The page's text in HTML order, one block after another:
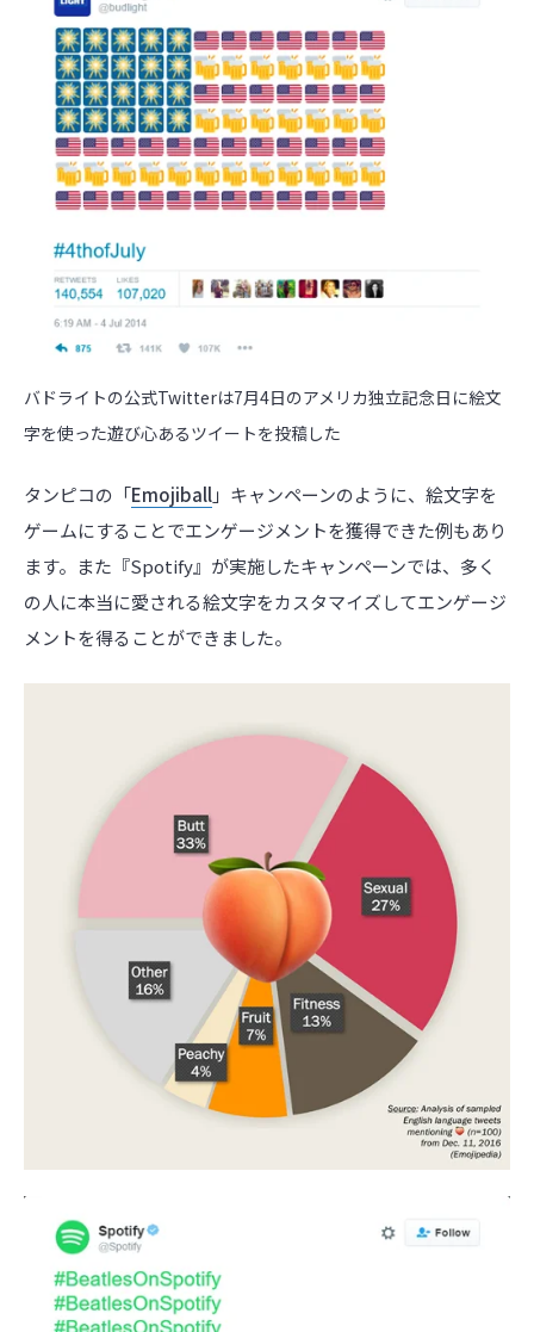
バドライトの公式Twitterは7月4日のアメリカ独立記念日に絵文
字を使った遊び心あるツイートを投稿した
タンピコの「Emojiball」キャンペーンのように、絵文字を
ゲームにすることでエンゲージメントを獲得できた例もあり
ます。また『Spotify』が実施したキャンペーンでは、多く
の人に本当に愛される絵文字をカスタマイズしてエンゲージ
メントを得ることができました。